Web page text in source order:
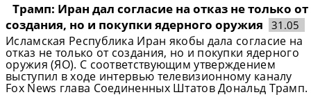
Трамп: Иран дал согласие на отказ не только от
создания, но и покупки ядерного оружия
31.05
Исламская Республика Иран якобы дала согласие на
отказ не только от создания, но и покупки ядерного
оружия (ЯО). С соответствующим утверждением
выступил в ходе интервью телевизионному каналу
Fox News глава Соединенных Штатов Дональд Трамп.